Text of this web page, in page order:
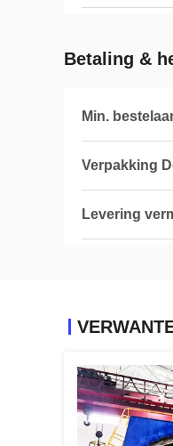
Betaling &
Min.
Verpakking
Levering